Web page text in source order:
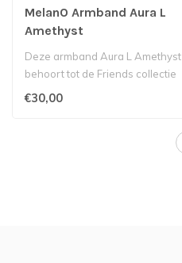
MelanO Armband Aura L
Amethyst
Deze armband Aura L Amethyst
behoort tot de Friends collectie
van Melano...
€30,00